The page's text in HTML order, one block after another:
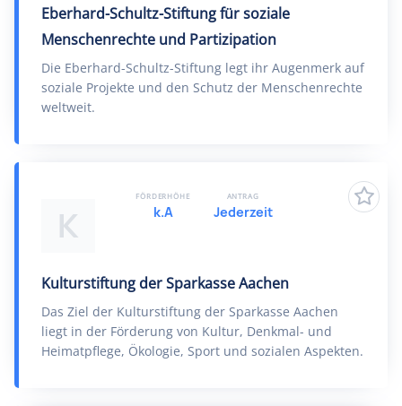
Eberhard-Schultz-Stiftung für soziale
Menschenrechte und Partizipation
Die Eberhard-Schultz-Stiftung legt ihr Augenmerk auf
soziale Projekte und den Schutz der Menschenrechte
weltweit.
K
Kulturstiftung der Sparkasse Aachen
Das Ziel der Kulturstiftung der Sparkasse Aachen
liegt in der Förderung von Kultur, Denkmal- und
Heimatpflege, Ökologie, Sport und sozialen Aspekten.
FÖRDERHÖHE
k.A
ANTRAG
Jederzeit